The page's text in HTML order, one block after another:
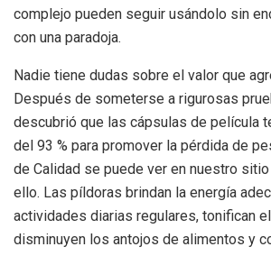
complejo pueden seguir usándolo sin
con una paradoja.
Nadie tiene dudas sobre el valor que
Después de someterse a rigurosas
descubrió que las cápsulas de película
del 93 % para promover la pérdida de
de Calidad se puede ver en nuestro
ello. Las píldoras brindan la energía
actividades diarias regulares, tonifican
disminuyen los antojos de alimentos y